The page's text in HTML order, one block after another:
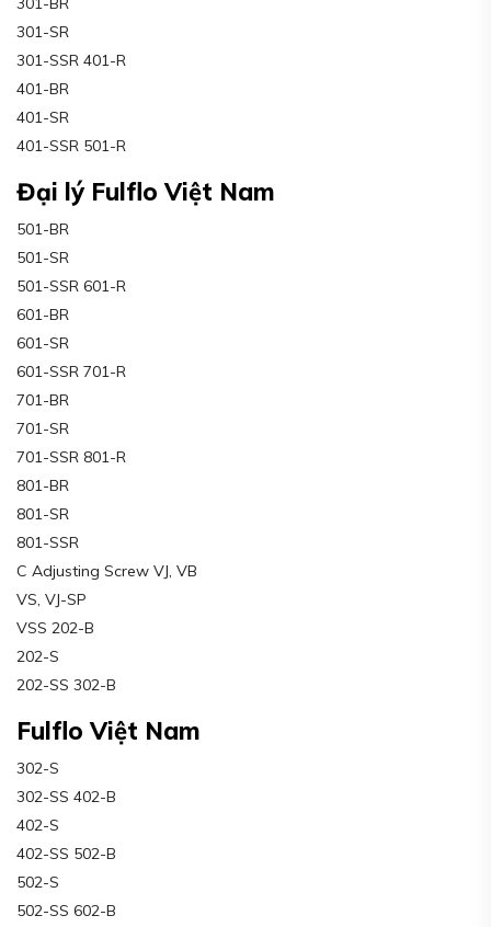
301-SR
301-SSR 401-R
401-BR
401-SR
401-SSR 501-R
Đại lý Fulflo Việt Nam
501-BR
501-SR
501-SSR 601-R
601-BR
601-SR
601-SSR 701-R
701-BR
701-SR
701-SSR 801-R
801-BR
801-SR
801-SSR
C Adjusting Screw VJ, VB
VS, VJ-SP
VSS 202-B
202-S
202-SS 302-B
Fulflo Việt Nam
302-S
302-SS 402-B
402-S
402-SS 502-B
502-S
502-SS 602-B